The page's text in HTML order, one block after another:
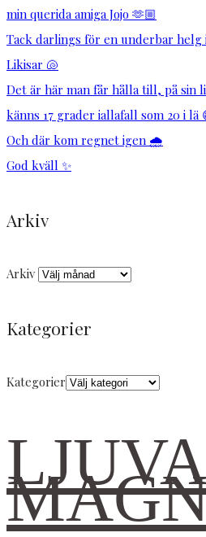
min querida amiga Jojo 🫶🏼
Tack darlings för en underbar helg
Likisar 🐚
Det är här man får hålla till, på sin
känns 17 grader iallafall som 20 i lä
Och där kom regnet igen 🌧️
God kväll ✨
Arkiv
Arkiv
Kategorier
Kategorier